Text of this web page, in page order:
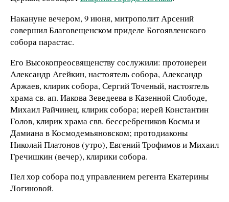
Накануне вечером, 9 июня, митрополит Арсений
совершил Благовещенском приделе Богоявленского
собора парастас.
Его Высокопреосвященству сослужили: протоиереи
Александр Агейкин, настоятель собора, Александр
Аржаев, клирик собора, Сергий Точеный, настоятель
храма св. ап. Иакова Зеведеева в Казенной Слободе,
Михаил Райчинец, клирик собора; иерей Константин
Голов, клирик храма свв. бессребреников Космы и
Дамиана в Космодемьяновском; протодиаконы
Николай Платонов (утро), Евгений Трофимов и Михаил
Гречишкин (вечер), клирики собора.
Пел хор собора под управлением регента Екатерины
Логиновой.